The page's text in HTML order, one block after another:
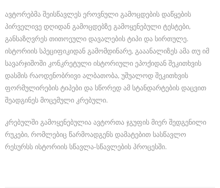
c
a
u
n
n
n
ავტორებმა შეისწავლეს ეროვნული გამოცდების დაწყების
პირველივე დღიდან გამოცდებზე გამოყენებული ტესტები,
განსაზღვრეს თითოეული დავალების ტიპი და სირთულე.
ისტორიის სპეციფიკიდან გამომდინარე, გააანალიზეს ამა თუ იმ
სავარჯიშოში კონკრეტული ისტორიული ეპოქიდან შეკითხვის
დასმის რაოდენობრივი ალბათობა, უშუალოდ შეკითხვის
ფორმულირების ტიპები და სწორედ ამ სტანდარტების დაცვით
შეადგინეს მოცემული კრებული.
კრებულში გამოყენებულია ავტორთა ჯგუფის მიერ შედგენილი
რუკები, რომლებიც წარმოადგენს დამატებით სასწავლო
რესურსს ისტორიის სწავლა-სწავლების პროცესში.